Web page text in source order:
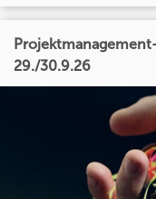
29./30.9.26